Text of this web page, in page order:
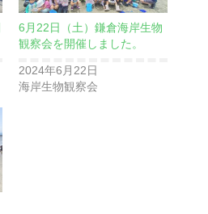
6月22日（土）鎌倉海岸生物
観察会を開催しました。
2024年6月22日
海岸生物観察会